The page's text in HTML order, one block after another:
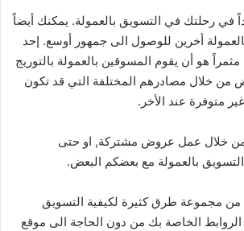
في رحلتك في التسويق بالعمولة. يمكنك أيضاً
أخرين للوصول الى جمهور أوسع. إحد
هو أن يقوم المسوقين بالعمولة بالتوريج
من خلال مصادرهم المختلفة التي قد تكون
متوفرة عند الأخر.
من خلال عمل عروض مشتركة, او حتى
بالعمولة مع بعضكم البعض.
مجموعة طرق كثيرة لكيفية التسويق
الروابط الخاصة بك من دون الحاجة الى موقع